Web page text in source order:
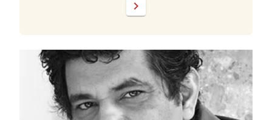
chevron_right